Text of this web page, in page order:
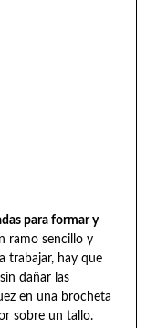
para formar y
ramo sencillo y
trabajar, hay que
dañar las
en una brocheta
sobre un tallo.